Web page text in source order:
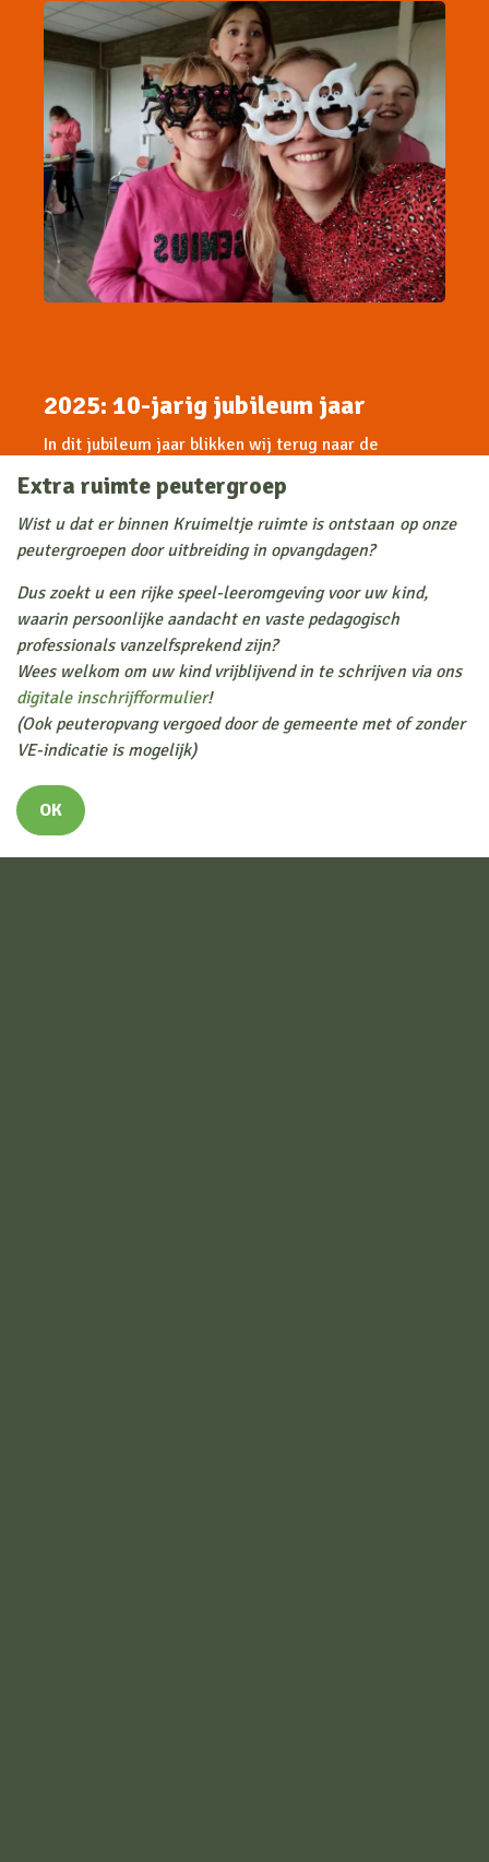
2025: 10-jarig jubileum jaar
In dit jubileum jaar blikken wij terug naar de
10 jaar doorgemaakt hebben.
We hebben inmiddels 200 kinderen met een opvang
overeenkomst. Hiervan zijn 2 kinderen, die wij al 10
Onze organisatie is uitgebreid naar 25
medewerkers, waarvan 2 medewerkers hun 10-jarig
jubileum vieren binnen Kruimeltje. Dit bereiken wij,
door een verbinding aan te gaan met al onze
medewerkers en ze mee te nemen in de
ontwikkelingen die wij als organisatie doormaken.
De menselijke maat, met oog voor ieders
persoonlijke mogelijkheden is daarin een belangrijk
uitgangspunt.
We beschikken binnen onze huidige locatie over, 4
KDV stamgroepen en 3 BSO stamgroepen. Binnen
Extra ruimte peutergroep
Wist u dat er binnen Kruimeltje ruimte is ontstaan op onze
peutergroepen door uitbreiding in opvangdagen?
Dus zoekt u een rijke speel-leeromgeving voor uw kind,
waarin persoonlijke aandacht en vaste pedagogisch
professionals vanzelfsprekend zijn?
Wees welkom om uw kind vrijblijvend in te schrijven via ons
digitale inschrijfformulier!
(Ook peuteropvang vergoed door de gemeente met of zonder
VE-indicatie is mogelijk)
OK